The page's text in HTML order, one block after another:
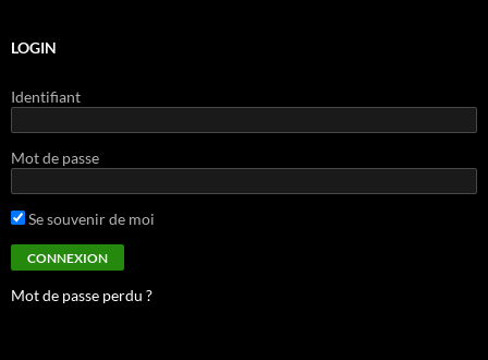
LOGIN
Identifiant
Mot de passe
Se souvenir de moi
Mot de passe perdu ?